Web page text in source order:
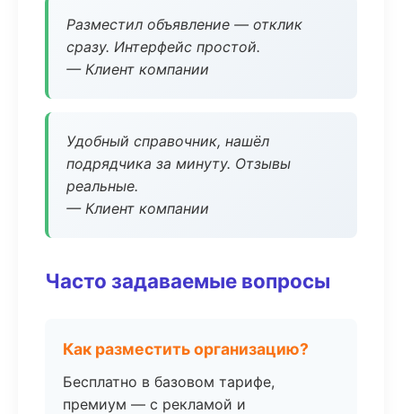
Разместил объявление — отклик
сразу. Интерфейс простой.
— Клиент компании
Удобный справочник, нашёл
подрядчика за минуту. Отзывы
реальные.
— Клиент компании
Часто задаваемые вопросы
Как разместить организацию?
Бесплатно в базовом тарифе,
премиум — с рекламой и